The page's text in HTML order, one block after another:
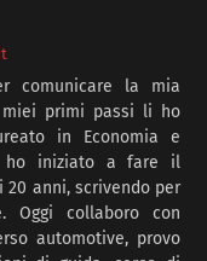
comunicare la mia
primi passi li ho
in Economia e
ho iniziato a fare il
anni, scrivendo per
Oggi collaboro con
automotive, provo